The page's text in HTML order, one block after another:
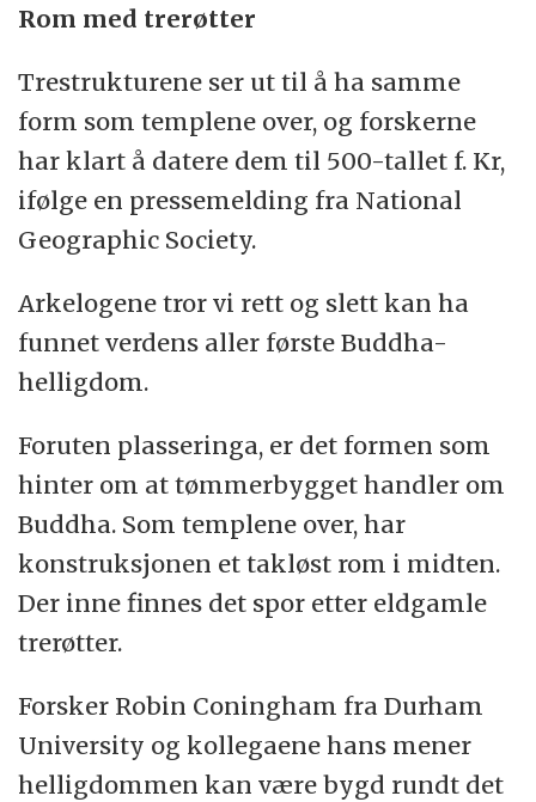
Rom med trerøtter
Trestrukturene ser ut til å ha samme
form som templene over, og forskerne
har klart å datere dem til 500-tallet f. Kr,
ifølge en pressemelding fra National
Geographic Society.
Arkelogene tror vi rett og slett kan ha
funnet verdens aller første Buddha-
helligdom.
Foruten plasseringa, er det formen som
hinter om at tømmerbygget handler om
Buddha. Som templene over, har
konstruksjonen et takløst rom i midten.
Der inne finnes det spor etter eldgamle
trerøtter.
Forsker Robin Coningham fra Durham
University og kollegaene hans mener
helligdommen kan være bygd rundt det